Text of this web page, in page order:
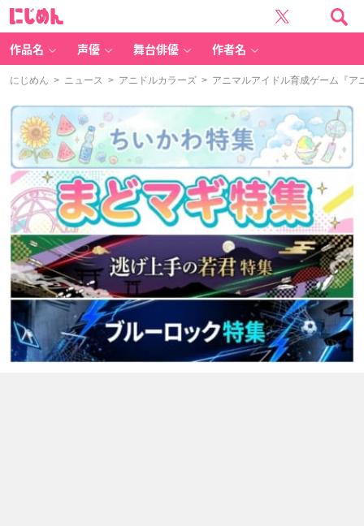
作品名 声優 舞台俳優 作者名
にじめん > ニュース > アニドルカラーズ > アニマルアイドル育成ゲーム『ア